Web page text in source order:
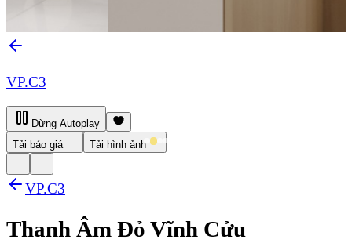
VP.C3
Dừng Autoplay
Tải báo giá
Tải hình ảnh
VP.C3
Thanh Âm Đỏ Vĩnh Cửu